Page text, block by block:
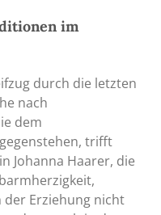
im
durch die letzten
nach
dem
trifft
Johanna Haarer, die
Erziehung nicht